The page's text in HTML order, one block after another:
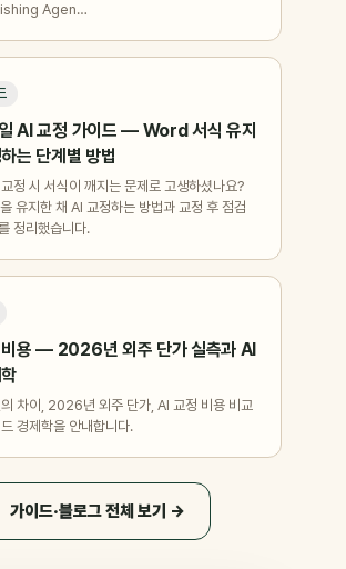
Agen…
AI 교정 가이드 — Word 서식 유지
는 단계별 방법
정 시 서식이 깨지는 문제로 고생하셨나요?
유지한 채 AI 교정하는 방법과 교정 후 점검
정리했습니다.
비용 — 2026년 외주 단가 실측과 AI
차이, 2026년 외주 단가, AI 교정 비용 비교
경제학을 안내합니다.
가이드·블로그 전체 보기 →